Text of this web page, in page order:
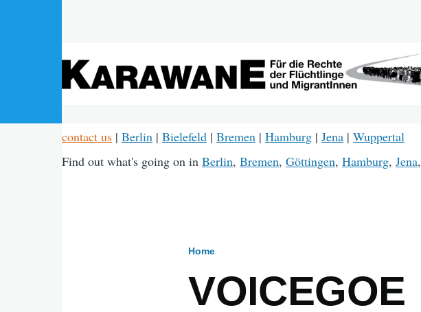
contact us | Berlin | Bielefeld | Bremen | Hamburg | Jena | Wuppertal
Find out what's going on in Berlin, Bremen, Göttingen, Hamburg, Jena,
Home
VOICEGOE